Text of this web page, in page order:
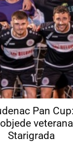
Pan
Starigrada